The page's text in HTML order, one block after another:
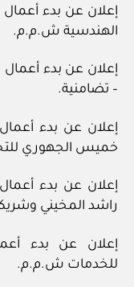
إعلان عن بدء
الهندسية ش.م.م.
إعلان عن بدء
– تضامنية.
إعلان عن بدء
خميس الجهوري
إعلان عن بدء
راشد المخيني
إعلان عن بدء
للخدمات ش.م.م.